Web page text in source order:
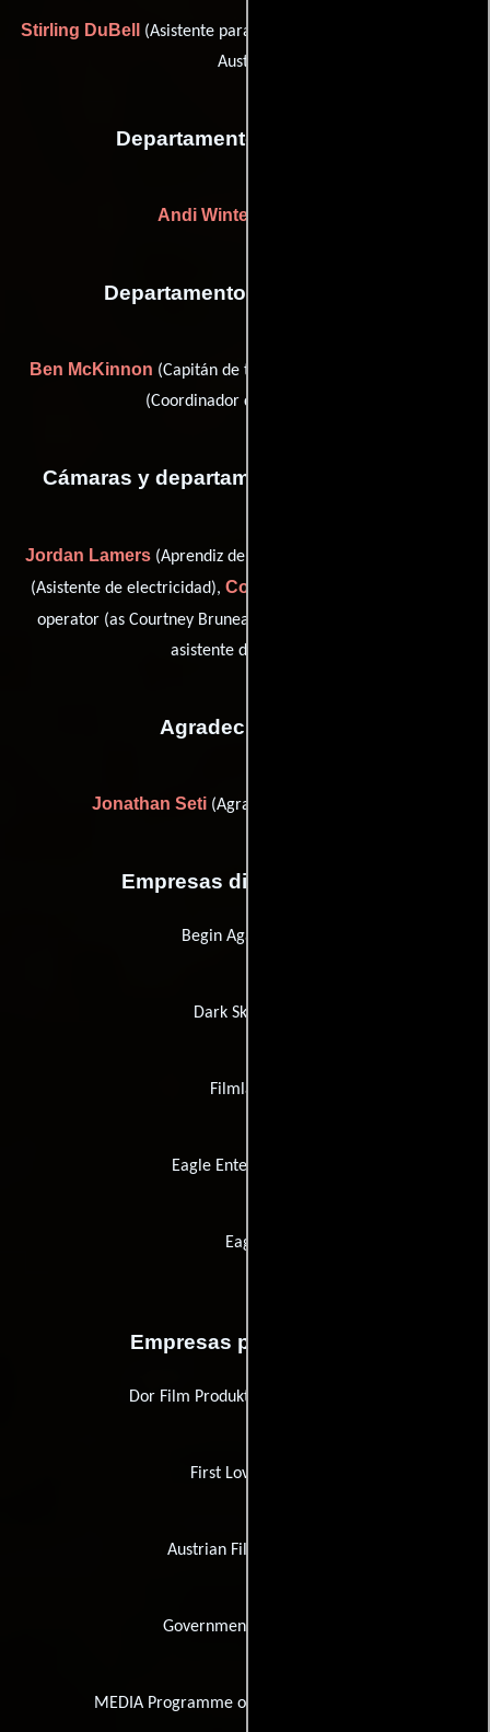
Stirling DuBell (Asistente para casting) y
Austria)
Departamento de editorial
Andi Winter
Departamento de transporte
Ben McKinnon (Capitán de transporte) y
(Coordinador de transporte)
Cámaras y departamento de electricidad
Jordan Lamers(Aprendiz de camarógrafo),
(Asistente de electricidad), Courtney Bruneau
operator (as Courtney Bruneau)) y
asistente de cámara)
Agradecimientos
Jonathan Seti (Agradecimiento especial)
Empresas distribuidoras
Begin Again Films
Dark Sky Films
Filmladen
Eagle Entertainment
Eagle
Empresas productoras
Dor Film Produktionsgesellschaft
First Love Films
Austrian Film Institute
Government of Canada
MEDIA Programme of the European Union